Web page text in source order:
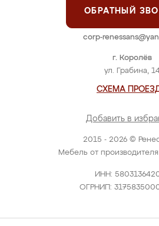
2015 - 2026 ©
Мебель от
ИНН:
ОГРНИП:
г. Королёв
ул. Грабина,
СХЕМА
Добавить в
ОБРАТНЫЙ
corp-